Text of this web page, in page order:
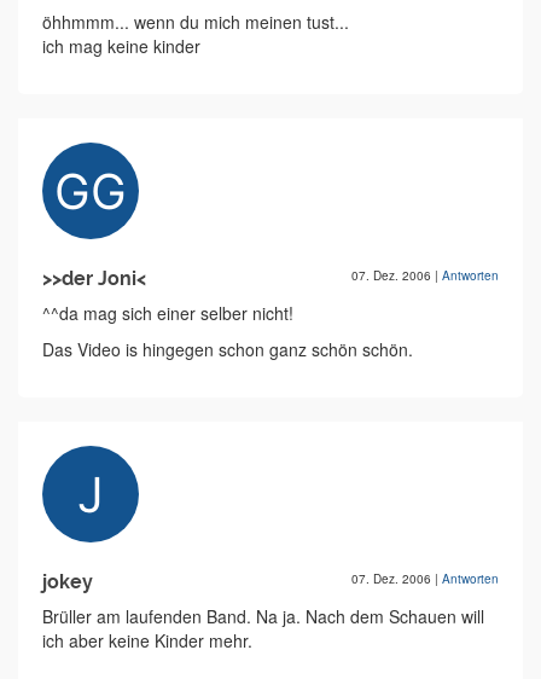
öhhmmm... wenn du mich meinen tust...
ich mag keine kinder
>>der Joni< 07. Dez. 2006 | Antworten
^^da mag sich einer selber nicht!
Das Video is hingegen schon ganz schön schön.
jokey 07. Dez. 2006 | Antworten
Brüller am laufenden Band. Na ja. Nach dem Schauen will
ich aber keine Kinder mehr.